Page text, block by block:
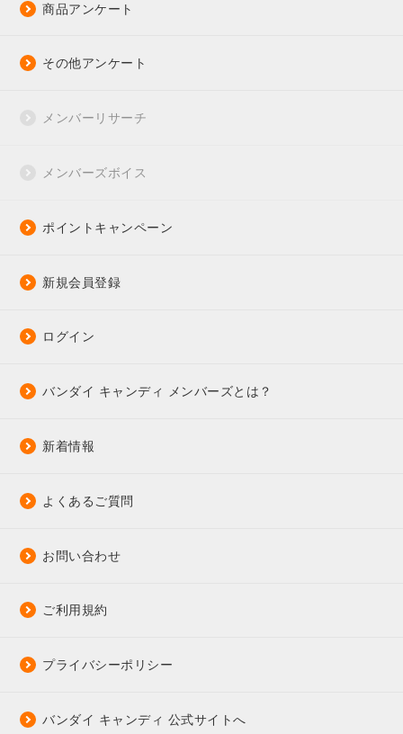
商品アンケート
その他アンケート
メンバーリサーチ
メンバーズボイス
ポイントキャンペーン
新規会員登録
ログイン
バンダイ キャンディ メンバーズとは？
新着情報
よくあるご質問
お問い合わせ
ご利用規約
プライバシーポリシー
バンダイ キャンディ 公式サイトへ